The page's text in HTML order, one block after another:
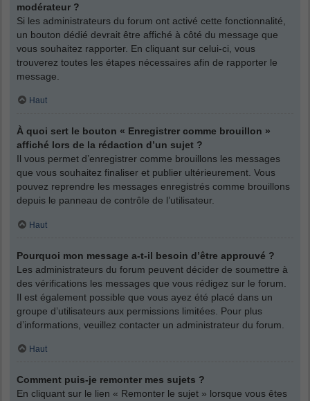
modérateur ?
Si les administrateurs du forum ont activé cette fonctionnalité,
un bouton dédié devrait être affiché à côté du message que
vous souhaitez rapporter. En cliquant sur celui-ci, vous
trouverez toutes les étapes nécessaires afin de rapporter le
message.
Haut
À quoi sert le bouton « Enregistrer comme brouillon »
affiché lors de la rédaction d’un sujet ?
Il vous permet d’enregistrer comme brouillons les messages
que vous souhaitez finaliser et publier ultérieurement. Vous
pouvez reprendre les messages enregistrés comme brouillons
depuis le panneau de contrôle de l’utilisateur.
Haut
Pourquoi mon message a-t-il besoin d’être approuvé ?
Les administrateurs du forum peuvent décider de soumettre à
des vérifications les messages que vous rédigez sur le forum.
Il est également possible que vous ayez été placé dans un
groupe d’utilisateurs aux permissions limitées. Pour plus
d’informations, veuillez contacter un administrateur du forum.
Haut
Comment puis-je remonter mes sujets ?
En cliquant sur le lien « Remonter le sujet » lorsque vous êtes